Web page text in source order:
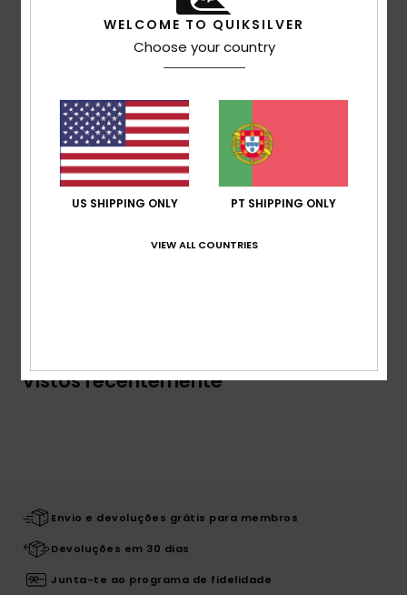
Detalhes e funcionalidades
Características
Tecido:Acrílico
Vistos recentemente
Envio e devoluções grátis para membros
Devoluções em 30 dias
Junta-te ao programa de fidelidade
WELCOME TO QUIKSILVER
Choose your country
US SHIPPING ONLY PT SHIPPING ONLY
VIEW ALL COUNTRIES